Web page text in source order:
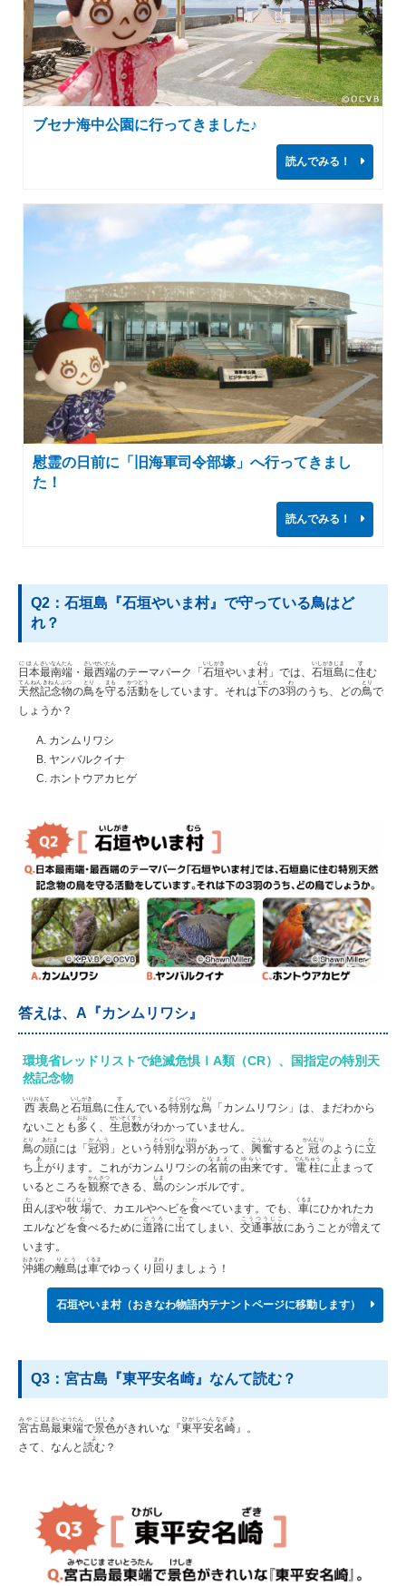
ブセナ海中公園に行ってきました♪
読んでみる！
慰霊の日前に「旧海軍司令部壕」へ行ってきまし
た！
読んでみる！
Q2：石垣島『石垣やいま村』で守っている鳥はど
れ？
日本
にほん
最南端
さいなんたん
・ 最西端
さいせいたん
のテーマパーク「石垣
いしがき
やいま 村
むら
」では、 石垣
いしがき
島
じま
に住
す
む
天然記念物
てんねんきねんぶつ
の鳥
とり
を守
まも
る活動
かつどう
をしています。それは下
した
の3羽
わ
のうち、どの鳥
とり
で
しょうか？
A. カンムリワシ
B. ヤンバルクイナ
C. ホントウアカヒゲ
答えは、A『カンムリワシ』
環境省レッドリストで絶滅危惧ⅠA類（CR）、国指定の特別天
然記念物
西表
いりおもて
島と 石垣
いしがき
島に住
す
んでいる特別
とくべつ
な鳥
とり
「カンムリワシ」は、まだわから
ないことも 多
おお
く、 生息数
せいそくすう
がわかっていません。
鳥
とり
の頭
あたま
には「冠羽
かんう
」という 特別
とくべつ
な羽
はね
があって、 興奮
こうふん
すると 冠
かんむり
のように立
た
ち 上
あ
がります。これがカンムリワシの名前
なまえ
の由来
ゆらい
です。 電柱
でんちゅう
に 止
と
まって
いるところを観察
かんさつ
できる、 島
しま
のシンボルです。
田
た
んぼや牧場
ぼくじょう
で、カエルやヘビを食
た
べています。でも、 車
くるま
にひかれたカ
エルなどを食
た
べるために道路
どうろ
に出
で
てしまい、 交通事故
こうつうじこ
にあうことが増
ふ
えて
います。
沖縄
おきなわ
の離島
りとう
は車
くるま
でゆっくり 回
まわ
りましょう！
石垣やいま村（おきなわ物語内テナントページに移動します）
Q3：宮古島『東平安名崎』なんて読む？
宮古
みやこ
島
じま
最東端
さいとうたん
で景色
けしき
がきれいな『東平安名崎
ひがしへんなざき
』。
さて、なんと 読む
よ
？